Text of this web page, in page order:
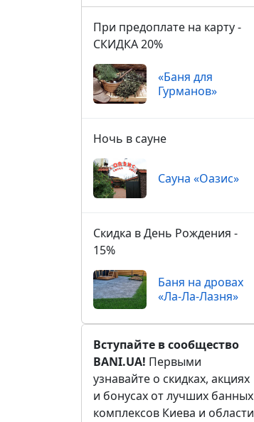
При предоплате на карту -
СКИДКА 20%
«Баня для
Гурманов»
Ночь в сауне
Сауна «Оазис»
Скидка в День Рождения -
15%
Баня на дровах
«Ла-Ла-Лазня»
Вступайте в сообщество
BANI.UA! Первыми
узнавайте о скидках, акциях
и бонусах от лучших банных
комплексов Киева и области